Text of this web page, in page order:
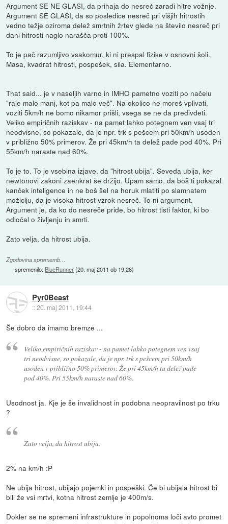
Argument SE NE GLASI, da prihaja do nesreč zaradi hitre vožnje.
Argument SE GLASI, da so posledice nesreč pri višjih hitrostih
vedno težje oziroma delež smrtnih žrtev glede na število nesreč pri
dani hitrosti naglo narašča proti 100%.
To je pač razumljivo vsakomur, ki ni prespal fizike v osnovni šoli.
Masa, kvadrat hitrosti, pospešek, sila. Elementarno.
That said... je v naseljih varno in IMHO pametno voziti po načelu
"raje malo manj, kot pa malo več". Na okolico ne moreš vplivati,
voziti 5km/h ne bomo nikamor prišli, vsega se ne da predivdeti.
Veliko empiričnih raziskav - na pamet lahko potegnem ven vsaj tri
neodvisne, so pokazale, da je npr. trk s pešcem pri 50km/h usoden
v približno 50% primerov. Že pri 45km/h ta delež pade pod 40%. Pri
55km/h naraste nad 60%.
To je to. To je vsebina izjave, da "hitrost ubija". Seveda ubija, ker
newtonovi zakoni zaenkrat še držijo. Upam samo, da boš ti pokazal
kanček inteligence in ne boš šel na horuk mlatiti po slamnatem
možiclju, da je visoka hitrost vzrok nesreč. To ni argument.
Argument je, da ko do nesreče pride, bo hitrost tisti faktor, ki bo
odločal o življenju in smrti.
Zato velja, da hitrost ubija.
Zgodovina sprememb…
spremenilo: BlueRunner(20. maj 2011 ob 19:28)
Pyr0Beast
::20. maj 2011, 19:44
Še dobro da imamo bremze ...
Veliko empiričnih raziskav - na pamet lahko potegnem ven vsaj
tri neodvisne, so pokazale, da je npr. trk s pešcem pri 50km/h
usoden v približno 50% primerov. Že pri 45km/h ta delež pade
pod 40%. Pri 55km/h naraste nad 60%.
Usodnost ja. Kje je še invalidnost in podobna neopravilnost po trku
?
Zato velja, da hitrost ubija.
2% na km/h :P
Ne ubija hitrost, ubijajo pojemki in pospeški. Če bi ubijala hitrost bi
bili že vsi mrtvi, kotna hitrost zemlje je 400m/s.
Dokler se ne spremeni infrastrukture in popolnoma loči avto promet